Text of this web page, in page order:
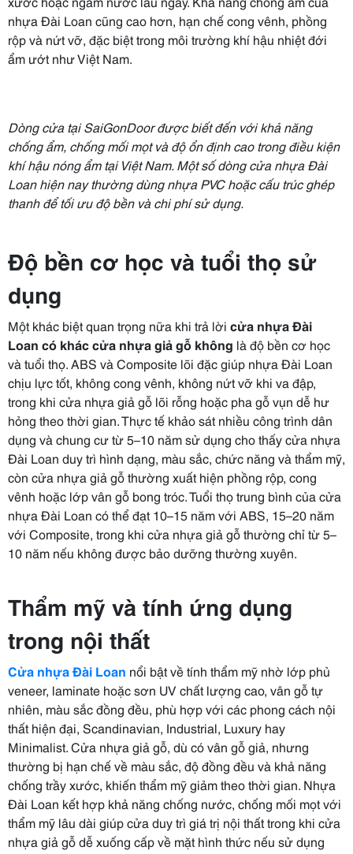
nhựa Đài Loan cũng cao hơn, hạn chế cong vênh, phồng
rộp và nứt vỡ, đặc biệt trong môi trường khí hậu nhiệt đới
ẩm ướt như Việt Nam.
Dòng cửa tạiSaiGonDoorđược biết đến với khả năng
chống ẩm, chống mối mọt và độ ổn định cao trong điều kiện
khí hậu nóng ẩm tại Việt Nam. Một số dòng cửa nhựa Đài
Loan hiện nay thường dùng nhựa PVC hoặc cấu trúc ghép
thanh để tối ưu độ bền và chi phí sử dụng.
Độ bền cơ học và tuổi thọ sử
dụng
Một khác biệt quan trọng nữa khi trả lời cửa nhựa Đài
Loan có khác cửa nhựa giả gỗ không là độ bền cơ học
và tuổi thọ. ABS và Composite lõi đặc giúp nhựa Đài Loan
chịu lực tốt, không cong vênh, không nứt vỡ khi va đập,
trong khi cửa nhựa giả gỗ lõi rỗng hoặc pha gỗ vụn dễ hư
hỏng theo thời gian. Thực tế khảo sát nhiều công trình dân
dụng và chung cư từ 5–10 năm sử dụng cho thấy cửa nhựa
Đài Loan duy trì hình dạng, màu sắc, chức năng và thẩm mỹ,
còn cửa nhựa giả gỗ thường xuất hiện phồng rộp, cong
vênh hoặc lớp vân gỗ bong tróc. Tuổi thọ trung bình của cửa
nhựa Đài Loan có thể đạt 10–15 năm với ABS, 15–20 năm
với Composite, trong khi cửa nhựa giả gỗ thường chỉ từ 5–
10 năm nếu không được bảo dưỡng thường xuyên.
Thẩm mỹ và tính ứng dụng
trong nội thất
Cửa nhựa Đài Loan nổi bật về tính thẩm mỹ nhờ lớp phủ
veneer, laminate hoặc sơn UV chất lượng cao, vân gỗ tự
nhiên, màu sắc đồng đều, phù hợp với các phong cách nội
thất hiện đại, Scandinavian, Industrial, Luxury hay
Minimalist. Cửa nhựa giả gỗ, dù có vân gỗ giả, nhưng
thường bị hạn chế về màu sắc, độ đồng đều và khả năng
chống trầy xước, khiến thẩm mỹ giảm theo thời gian. Nhựa
Đài Loan kết hợp khả năng chống nước, chống mối mọt với
thẩm mỹ lâu dài giúp cửa duy trì giá trị nội thất trong khi cửa
nhựa giả gỗ dễ xuống cấp về mặt hình thức nếu sử dụng